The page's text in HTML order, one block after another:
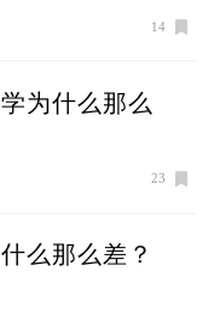
14
为什么那么
23
么那么差？